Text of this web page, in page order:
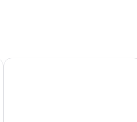
Creek
Residence Inn by Marriott Orlando